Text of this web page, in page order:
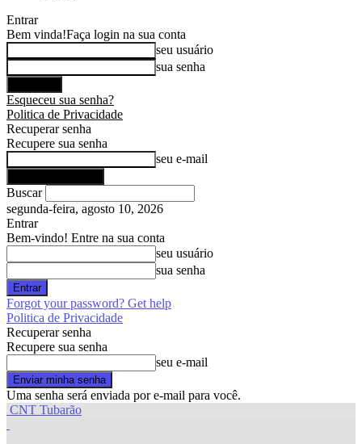
Entrar
Bem vinda!Faça login na sua conta
seu usuário
sua senha
Esqueceu sua senha?
Politica de Privacidade
Recuperar senha
Recupere sua senha
seu e-mail
Buscar
segunda-feira, agosto 10, 2026
Entrar
Bem-vindo! Entre na sua conta
seu usuário
sua senha
Forgot your password? Get help
Politica de Privacidade
Recuperar senha
Recupere sua senha
seu e-mail
Uma senha será enviada por e-mail para você.
CNT Tubarão